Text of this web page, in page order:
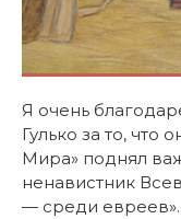
Я очень
Гулько за то, что
Мира» поднял
ненавистник
— среди